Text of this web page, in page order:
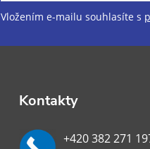
Vložením e-mailu souhlasíte s
Kontakty
+420 382 271